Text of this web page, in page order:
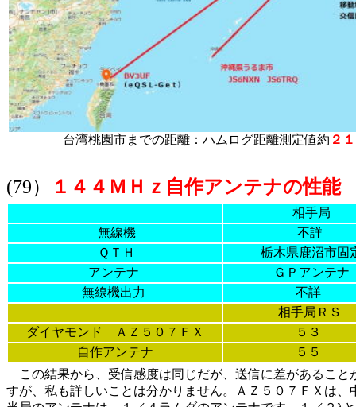
台湾桃園市までの距離：ハムログ距離測定値約 ２
(79） １４４ＭＨｚ自作アンテナの性能
相手局
無線機
不詳
ＱＴＨ
栃木県鹿沼市固
アンテナ
ＧＰアンテナ
無線機出力
不詳
相手局ＲＳ
ダイヤモンド ＡＺ５０７ＦＸ
５３
自作アンテナ
５５
この結果から、受信感度は同じだが、送信に差があるこ
すが、私も詳しいことは分かりません。ＡＺ５０７ＦＸは